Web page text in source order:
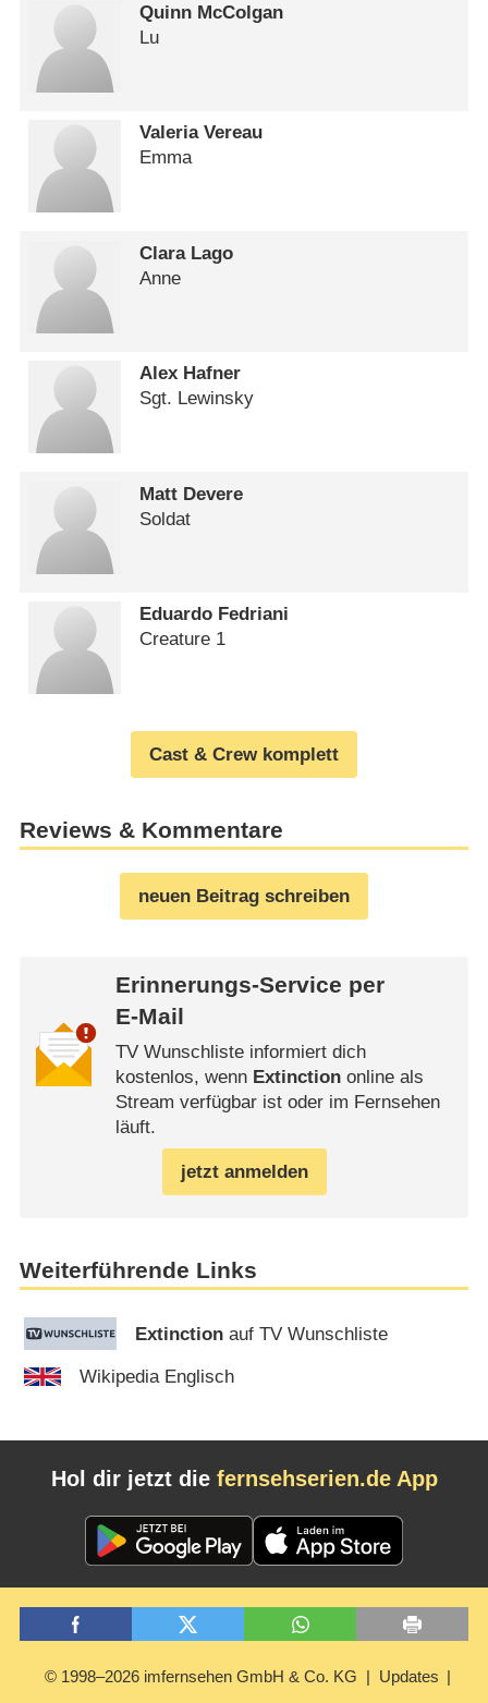
Quinn McColgan
Lu
Valeria Vereau
Emma
Clara Lago
Anne
Alex Hafner
Sgt. Lewinsky
Matt Devere
Soldat
Eduardo Fedriani
Creature 1
Cast & Crew komplett
Reviews & Kommentare
neuen Beitrag schreiben
Erinnerungs-Service per
E-Mail
TV Wunschliste informiert dich
kostenlos, wenn Extinctiononline als
Stream verfügbar ist oder im Fernsehen
läuft.
jetzt anmelden
Weiterführende Links
Extinction auf TV Wunschliste
Wikipedia Englisch
Hol dir jetzt die fernsehserien.de App
© 1998–2026 imfernsehen GmbH & Co. KG Updates